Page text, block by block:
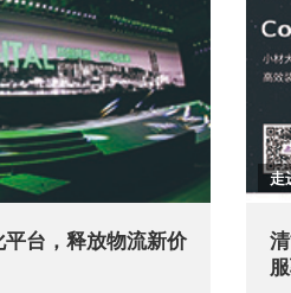
台，释放物流新价
走